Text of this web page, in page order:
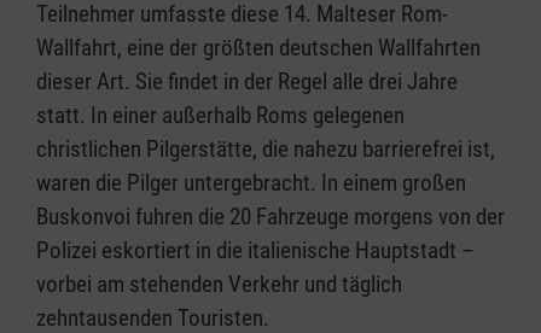
Teilnehmer umfasste diese 14. Malteser Rom-
Wallfahrt, eine der größten deutschen Wallfahrten
dieser Art. Sie findet in der Regel alle drei Jahre
statt. In einer außerhalb Roms gelegenen
christlichen Pilgerstätte, die nahezu barrierefrei ist,
waren die Pilger untergebracht. In einem großen
Buskonvoi fuhren die 20 Fahrzeuge morgens von der
Polizei eskortiert in die italienische Hauptstadt –
vorbei am stehenden Verkehr und täglich
zehntausenden Touristen.